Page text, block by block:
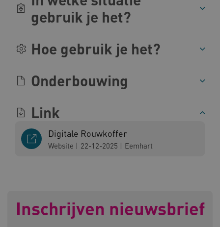
gebruik je het?
Hoe gebruik je het?
Onderbouwing
Link
Digitale Rouwkoffer
Website | 22-12-2025 | Eemhart
Inschrijven nieuwsbrief
BCSessionID vilans.blueconic.net